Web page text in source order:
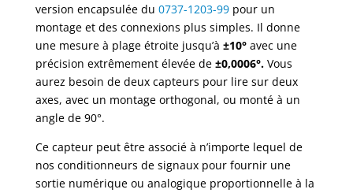
version encapsulée du 0737-1203-99pour un
montage et des connexions plus simples. Il donne
une mesure à plage étroite jusqu’à ±10°avec une
précision extrêmement élevée de ±0,0006°. Vous
aurez besoin de deux capteurs pour lire sur deux
axes, avec un montage orthogonal, ou monté à un
angle de 90°.
Ce capteur peut être associé à n’importe lequel de
nos conditionneurs de signaux pour fournir une
sortie numérique ou analogique proportionnelle à la